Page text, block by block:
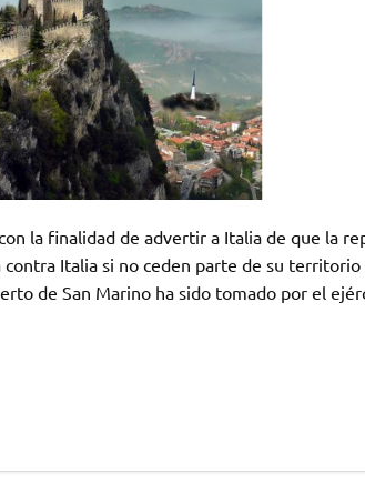
la finalidad de advertir a Italia de que la
Italia si no ceden parte de su territorio
de San Marino ha sido tomado por el